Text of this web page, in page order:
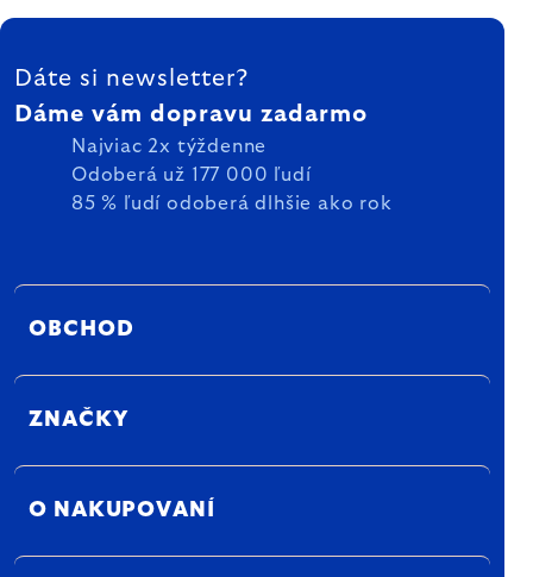
ZÁPÄTIE
Dáte si newsletter?
Dáme vám dopravu zadarmo
Najviac 2x týždenne
Odoberá už 177 000 ľudí
85 % ľudí odoberá dlhšie ako rok
OBCHOD
ZNAČKY
O NAKUPOVANÍ